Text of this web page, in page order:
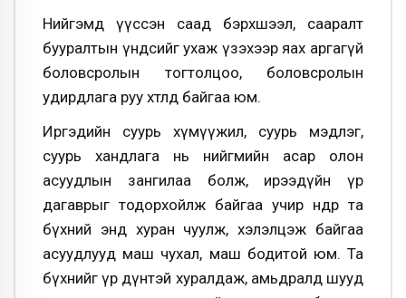
Нийгэмд үүссэн саад бэрхшээл, сааралт
бууралтын үндсийг ухаж үзэхээр яах аргагүй
боловсролын тогтолцоо, боловсролын
удирдлага руу хөтлөөд байгаа юм.
Иргэдийн суурь хүмүүжил, суурь мэдлэг,
суурь хандлага нь нийгмийн асар олон
асуудлын зангилаа болж, ирээдүйн үр
дагаврыг тодорхойлж байгаа учир өнөөдөр та
бүхний энд хуран чуулж, хэлэлцэж байгаа
асуудлууд маш чухал, маш бодитой юм. Та
бүхнийг үр дүнтэй хуралдаж, амьдралд шууд